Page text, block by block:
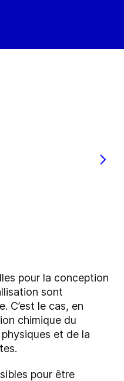
pour la conception
sont
C’est le cas, en
chimique du
et de la
pour être